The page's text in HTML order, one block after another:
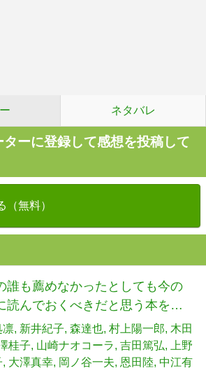
ネタバレ
ーに登録して感想を投稿して
（無料）
誰も薦めなかったとしても今の
読んでおくべきだと思う本を紹
す。 (14歳の世渡り術)
凛 新井紀子 森達也 村上陽一郎 木田
桂子 山崎ナオコーラ 吉田篤弘
上野
大澤真幸 岡ノ谷一夫 恩田陸 中江有